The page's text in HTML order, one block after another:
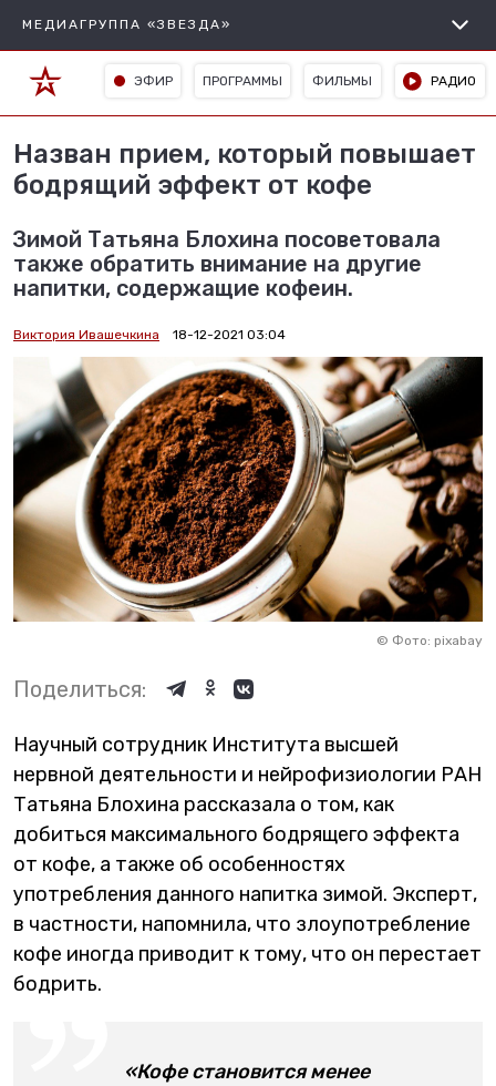
МЕДИАГРУППА «ЗВЕЗДА»
ЭФИР ПРОГРАММЫ ФИЛЬМЫ РАДИО
Назван прием, который повышает
бодрящий эффект от кофе
Зимой Татьяна Блохина посоветовала
также обратить внимание на другие
напитки, содержащие кофеин.
Виктория Ивашечкина 18-12-2021 03:04
© Фото: pixabay
Поделиться:
Научный сотрудник Института высшей
нервной деятельности и нейрофизиологии РАН
Татьяна Блохина рассказала о том, как
добиться максимального бодрящего эффекта
от кофе, а также об особенностях
употребления данного напитка зимой. Эксперт,
в частности, напомнила, что злоупотребление
кофе иногда приводит к тому, что он перестает
бодрить.
«Кофе становится менее